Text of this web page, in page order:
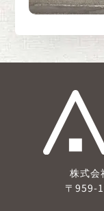
株式会
〒959-